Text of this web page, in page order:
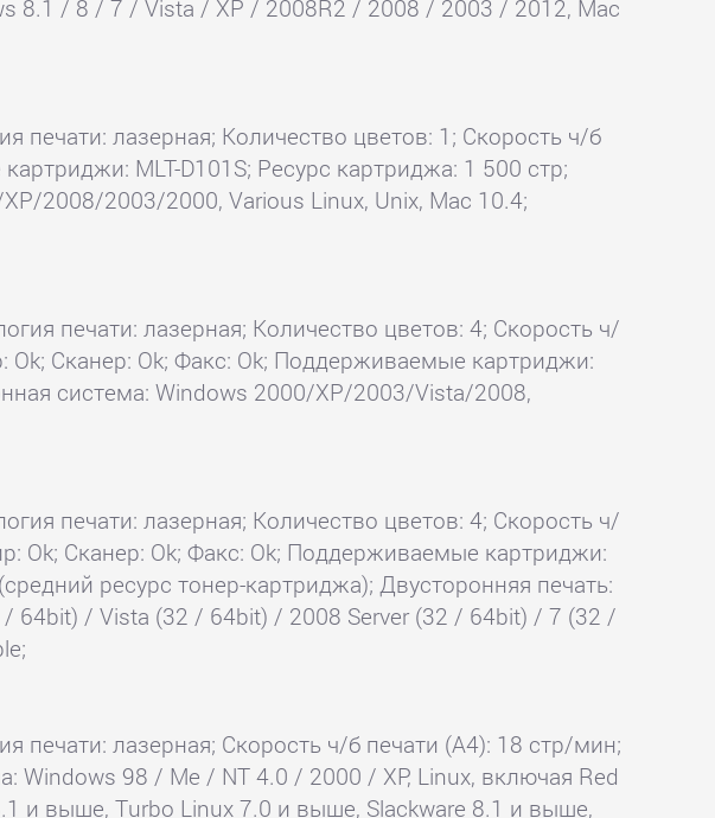
8.1 / 8 / 7 / Vista / XP / 2008R2 / 2008 / 2003 / 2012, Mac
печати: лазерная; Количество цветов: 1; Скорость ч/б
MLT-D101S; Ресурс картриджа: 1 500 стр;
2008/2003/2000, Various Linux, Unix, Mac 10.4;
печати: лазерная; Количество цветов: 4; Скорость ч/
Сканер: Ok; Факс: Ok; Поддерживаемые картриджи:
система: Windows 2000/XP/2003/Vista/2008,
печати: лазерная; Количество цветов: 4; Скорость ч/
Ok; Сканер: Ok; Факс: Ok; Поддерживаемые картриджи:
ресурс тонер-картриджа); Двусторонняя печать:
64bit) / Vista (32 / 64bit) / 2008 Server (32 / 64bit) / 7 (32 /
печати: лазерная; Скорость ч/б печати (А4): 18 стр/мин;
Windows 98 / Me / NT 4.0 / 2000 / XP, Linux, включая Red
и выше, Turbo Linux 7.0 и выше, Slackware 8.1 и выше,